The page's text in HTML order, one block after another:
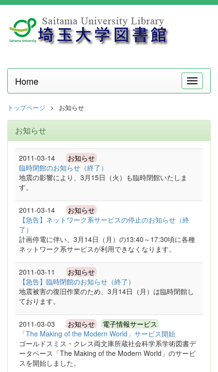
メ
ニ
Home
トップページ お知らせ
お知らせ
2011-03-14 お知らせ
臨時閉館のお知らせ（終了）
地震の影響により、3月15日（火）も臨時閉館いたしま
す。
2011-03-14 お知らせ
【急告】ネットワーク系サービスの停止のお知らせ（終
了）
計画停電に伴い、3月14日（月）の13:40～17:30頃に各種
ネットワーク系サービスが利用できなくなります。
2011-03-11 お知らせ
【急告】臨時閉館のお知らせ（終了）
地震被害の復旧作業のため、3月14日（月）は臨時閉館し
ております。
2011-03-03 お知らせ 電子情報サービス
「The Making of the Modern World」サービス開始
ゴールドスミス・クレス両文庫所蔵社会科学系学術図書デ
ータベース「The Making of the Modern World」のサービ
スを開始しました。